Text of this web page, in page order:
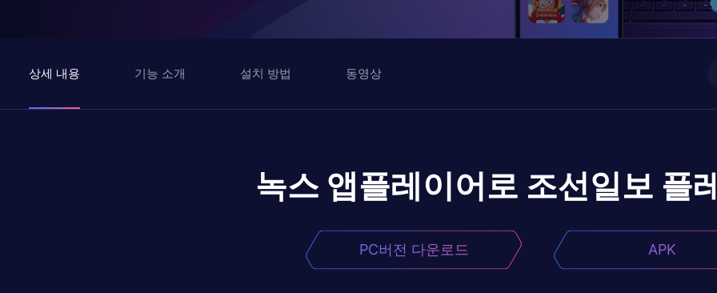
상세 내용 기능 소개 설치 방법 동영상
녹스 앱플레이어로 조선일보 플
PC버전 다운로드 APK